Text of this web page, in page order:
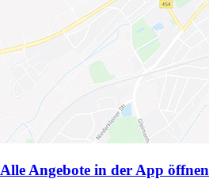
Alle Angebote in der App öffnen